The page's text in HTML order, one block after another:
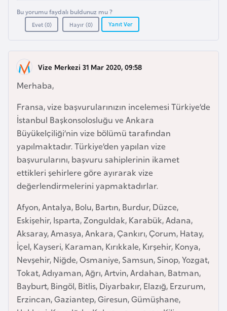
Bu yorumu faydalı buldunuz mu ?
Evet (0) Hayır (0) Yanıt Ver
Vize Merkezi 31 Mar 2020, 09:58
Merhaba,
Fransa, vize başvurularınızın incelemesi Türkiye’de
İstanbul Başkonsolosluğu ve Ankara
Büyükelçiliği’nin vize bölümü tarafından
yapılmaktadır. Türkiye’den yapılan vize
başvurularını, başvuru sahiplerinin ikamet
ettikleri şehirlere göre ayırarak vize
değerlendirmelerini yapmaktadırlar.
Afyon, Antalya, Bolu, Bartın, Burdur, Düzce,
Eskişehir, Isparta, Zonguldak, Karabük, Adana,
Aksaray, Amasya, Ankara, Çankırı, Çorum, Hatay,
İçel, Kayseri, Karaman, Kırıkkale, Kırşehir, Konya,
Nevşehir, Niğde, Osmaniye, Samsun, Sinop, Yozgat,
Tokat, Adıyaman, Ağrı, Artvin, Ardahan, Batman,
Bayburt, Bingöl, Bitlis, Diyarbakır, Elazığ, Erzurum,
Erzincan, Gaziantep, Giresun, Gümüşhane,
r
c
a
n
B
a
r
e
y
B
a
n
g
a
d